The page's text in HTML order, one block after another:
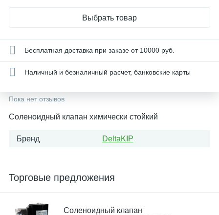
Выбрать товар
Бесплатная доставка при заказе от 10000 руб.
Наличный и безналичный расчет, банковские карты
Пока нет отзывов
Соленоидный клапан химически стойкий
Бренд DeltaKIP
Торговые предложения
Соленоидный клапан